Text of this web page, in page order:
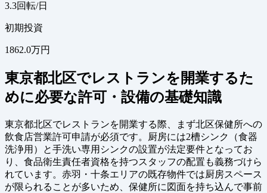
3.3回転/日
初期投資
1862.0万円
東京都北区でレストランを開業するた
めに必要な許可・設備の基礎知識
東京都北区でレストランを開業する際、まず北区保健所への
飲食店営業許可申請が必須です。厨房には2槽シンク（食器
洗浄用）と手洗い専用シンクの設置が法定要件となってお
り、食品衛生責任者資格を持つスタッフの配置も義務づけら
れています。赤羽・十条エリアの既存物件では厨房スペース
が限られることが多いため、保健所に図面を持ち込んで事前